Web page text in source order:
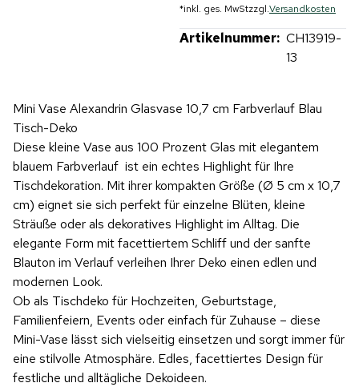
*inkl. ges. MwStzzgl.Versandkosten
Artikelnummer: CH13919-
13
Mini Vase Alexandrin Glasvase 10,7 cm Farbverlauf Blau
Tisch-Deko
Diese kleine Vase aus 100 Prozent Glas mit elegantem
blauem Farbverlauf ist ein echtes Highlight für Ihre
Tischdekoration. Mit ihrer kompakten Größe (Ø 5 cm x 10,7
cm) eignet sie sich perfekt für einzelne Blüten, kleine
Sträuße oder als dekoratives Highlight im Alltag. Die
elegante Form mit facettiertem Schliff und der sanfte
Blauton im Verlauf verleihen Ihrer Deko einen edlen und
modernen Look.
Ob als Tischdeko für Hochzeiten, Geburtstage,
Familienfeiern, Events oder einfach für Zuhause – diese
Mini-Vase lässt sich vielseitig einsetzen und sorgt immer für
eine stilvolle Atmosphäre. Edles, facettiertes Design für
festliche und alltägliche Dekoideen.